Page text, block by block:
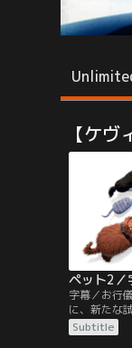
【ケ
ペット2／
字幕／お行
に、新たな
たい…愛する
と勇気と絆
Subtitle